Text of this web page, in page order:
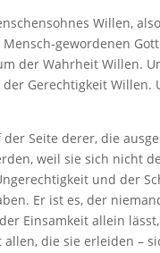
Willen,
gewordenen
der Wahrheit Willen.
Gerechtigkeit Willen.
der Seite derer, die
weil sie sich nicht
und der
Er ist es, der
Einsamkeit allein
die sie erleiden –